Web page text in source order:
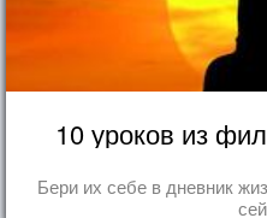
10 уроков из
Бери их себе в дневник